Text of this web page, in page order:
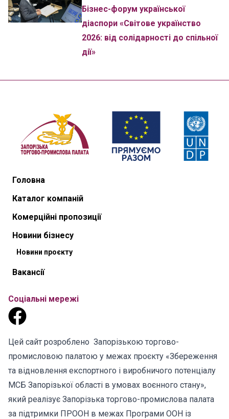
Бізнес-форум української
діаспори «Світове українство
2026: від солідарності до спільної
дії»
Головна
Каталог компаній
Комерційні пропозиції
Новини бізнесу
Новини проєкту
Вакансії
Соціальні мережі
Цей сайт розроблено Запорізькою торгово-
промисловою палатою у межах проєкту «Збереження
та відновлення експортного і виробничого потенціалу
МСБ Запорізької області в умовах воєнного стану»,
який реалізує Запорізька торгово-промислова палата
за підтримки ПРООН в межах Програми ООН із